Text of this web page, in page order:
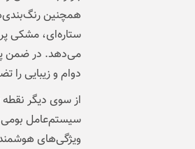
همچنین
ستاره‌ای، مشکی
می‌دهد. در ضمن
دوام و زیبایی را